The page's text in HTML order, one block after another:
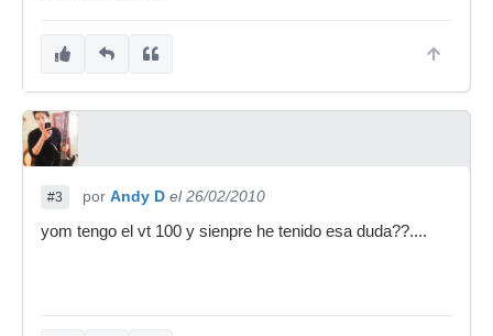
#3 por Andy D el 26/02/2010
yom tengo el vt 100 y sienpre he tenido esa duda??....